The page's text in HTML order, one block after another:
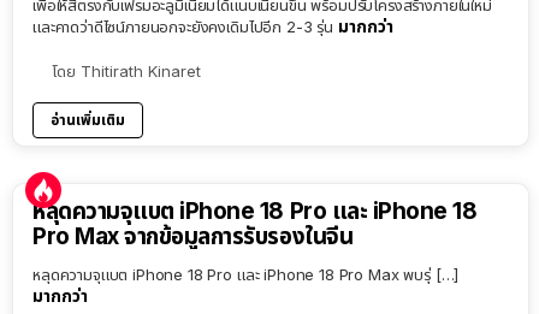
เพื่อให้สีตรงกับเฟรมอะลูมิเนียมได้แนบเนียนขึ้น พร้อมปรับโครงสร้างภายในใหม่
และคาดว่าดีไซน์ภายนอกจะยังคงเดิมไปอีก 2-3 รุ่น มากกว่า
โดย Thitirath Kinaret
อ่านเพิ่มเติม
หลุดความจุแบต iPhone 18 Pro และ iPhone 18
Pro Max จากข้อมูลการรับรองในจีน
หลุดความจุแบต iPhone 18 Pro และ iPhone 18 Pro Max พบรุ่ […]
มากกว่า